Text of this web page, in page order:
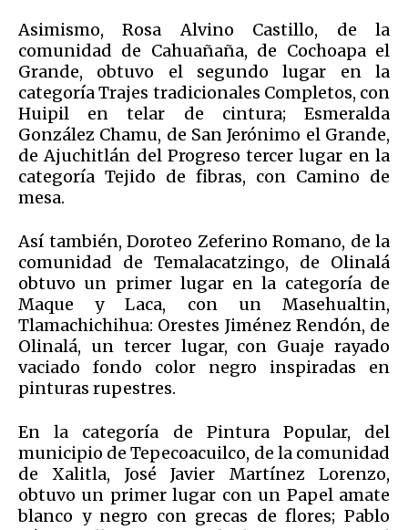
Asimismo, Rosa Alvino Castillo, de la
comunidad de Cahuañaña, de Cochoapa el
Grande, obtuvo el segundo lugar en la
categoría Trajes tradicionales Completos, con
Huipil en telar de cintura; Esmeralda
González Chamu, de San Jerónimo el Grande,
de Ajuchitlán del Progreso tercer lugar en la
categoría Tejido de fibras, con Camino de
mesa.
Así también, Doroteo Zeferino Romano, de la
comunidad de Temalacatzingo, de Olinalá
obtuvo un primer lugar en la categoría de
Maque y Laca, con un Masehualtin,
Tlamachichihua: Orestes Jiménez Rendón, de
Olinalá, un tercer lugar, con Guaje rayado
vaciado fondo color negro inspiradas en
pinturas rupestres.
En la categoría de Pintura Popular, del
municipio de Tepecoacuilco, de la comunidad
de Xalitla, José Javier Martínez Lorenzo,
obtuvo un primer lugar con un Papel amate
blanco y negro con grecas de flores; Pablo